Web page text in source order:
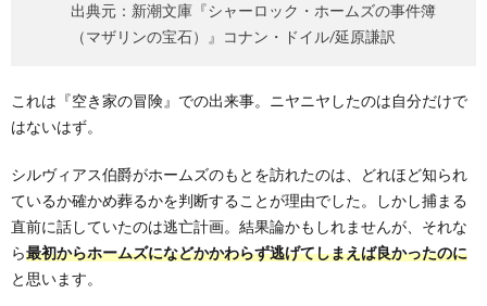
出典元：新潮文庫『シャーロック・ホームズの事件簿
（マザリンの宝石）』コナン・ドイル/延原謙訳
これは『空き家の冒険』での出来事。ニヤニヤしたのは自分だけで
はないはず。
シルヴィアス伯爵がホームズのもとを訪れたのは、どれほど知られ
ているか確かめ葬るかを判断することが理由でした。しかし捕まる
直前に話していたのは逃亡計画。結果論かもしれませんが、それな
ら最初からホームズになどかかわらず逃げてしまえば良かったのに
と思います。